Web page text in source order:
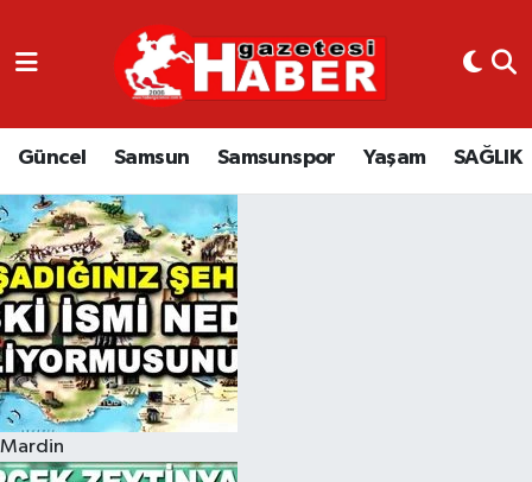
Güncel Samsun Samsunspor Yaşam SAĞLIK
Mardin
GÜNCEL
SAMSUN
SAMSUNSPOR
EKONOMİ
YAŞAM